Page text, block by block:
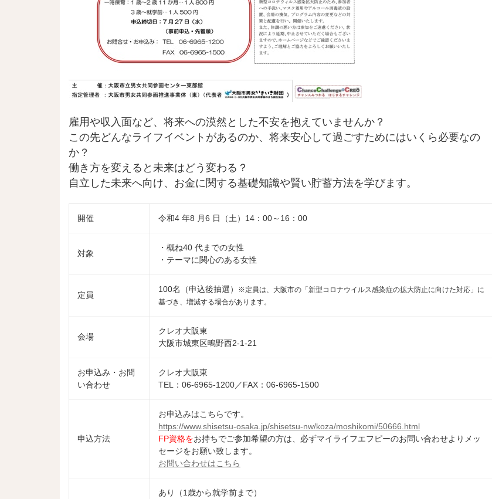
雇用や収入面など、将来への漠然とした不安を抱えていませんか？
この先どんなライフイベントがあるのか、将来安心して過ごすためにはいくら必要なの
か？
働き方を変えると未来はどう変わる？
自立した未来へ向け、お金に関する基礎知識や賢い貯蓄方法を学びます。
開催 令和4 年8 月6 日（土）14：00～16：00
対象
・概ね40 代までの女性
・テーマに関心のある女性
定員
100名（申込後抽選）
※定員は、大阪市の「新型コロナウイルス感染症の拡大防止に向けた対応」に
基づき、増減する場合があります。
会場
クレオ大阪東
大阪市城東区鴫野西2-1-21
お申込み・お問
い合わせ
クレオ大阪東
TEL：06-6965-1200／FAX：06-6965-1500
申込方法
お申込みはこちらです。
https://www.shisetsu-osaka.jp/shisetsu-nw/koza/moshikomi/50666.html
FP資格をお持ちでご参加希望の方は、必ずマイライフエフピーのお問い合わせよりメッ
セージをお願い致します。
お問い合わせはこちら
あり（1歳から就学前まで）